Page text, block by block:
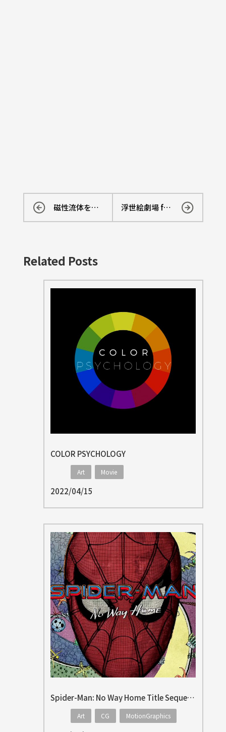
磁性流体を使った Audio visualizer 浮世絵劇場 from Paris
Related Posts
COLOR PSYCHOLOGY
Art Movie
2022/04/15
Spider-Man: No Way Home Title Sequence
Art CG MotionGraphics